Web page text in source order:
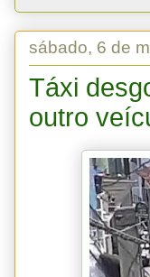
sábado, 6 de
Táxi
outro